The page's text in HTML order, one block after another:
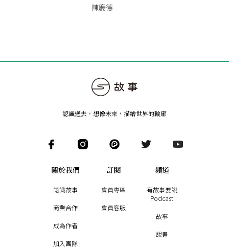
陳慶德
認識過去，想像未來 ， 描繪世界的輪廓
關於我們
認識故事
商業合作
成為作者
加入團隊
訂閱
會員專區
會員客服
頻道
有故事要說
Podcast
故事
說書